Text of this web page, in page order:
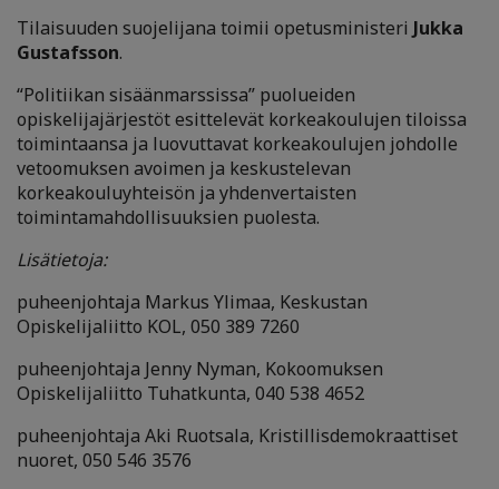
Tilaisuuden suojelijana toimii opetusministeri Jukka
Gustafsson.
“Politiikan sisäänmarssissa” puolueiden
opiskelijajärjestöt esittelevät korkeakoulujen tiloissa
toimintaansa ja luovuttavat korkeakoulujen johdolle
vetoomuksen avoimen ja keskustelevan
korkeakouluyhteisön ja yhdenvertaisten
toimintamahdollisuuksien puolesta.
Lisätietoja:
puheenjohtaja Markus Ylimaa, Keskustan
Opiskelijaliitto KOL, 050 389 7260
puheenjohtaja Jenny Nyman, Kokoomuksen
Opiskelijaliitto Tuhatkunta, 040 538 4652
puheenjohtaja Aki Ruotsala, Kristillisdemokraattiset
nuoret, 050 546 3576